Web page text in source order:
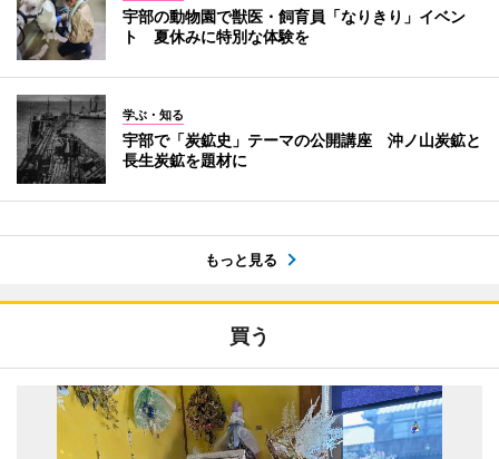
宇部の動物園で獣医・飼育員「なりきり」イベン
ト 夏休みに特別な体験を
学ぶ・知る
宇部で「炭鉱史」テーマの公開講座 沖ノ山炭鉱と
長生炭鉱を題材に
もっと見る
買う